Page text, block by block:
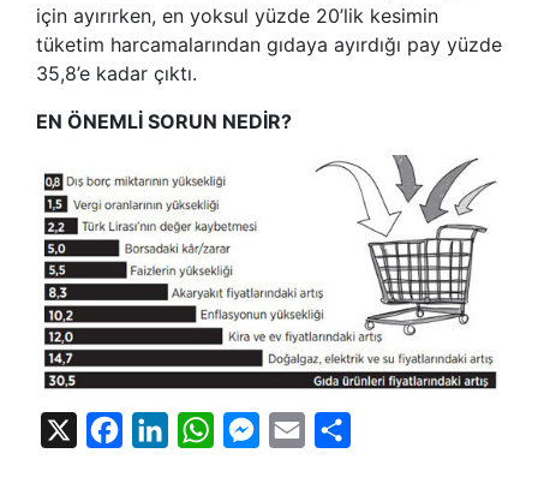
için ayırırken, en yoksul yüzde 20’lik kesimin
tüketim harcamalarından gıdaya ayırdığı pay yüzde
35,8’e kadar çıktı.
EN ÖNEMLİ SORUN NEDİR?
FacebookLinkedInWhatsAppMessenger
Email